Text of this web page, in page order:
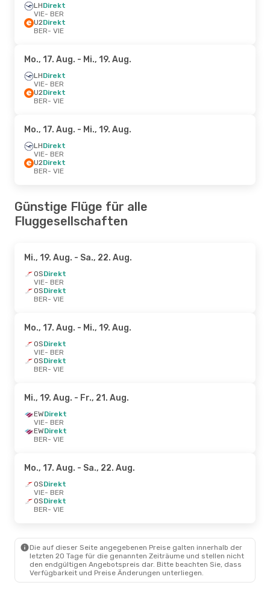
LHDirekt
VIE- BER
U2Direkt
BER- VIE
Mo., 17. Aug. - Mi., 19. Aug.
LHDirekt
VIE- BER
U2Direkt
BER- VIE
Mo., 17. Aug. - Mi., 19. Aug.
LHDirekt
VIE- BER
U2Direkt
BER- VIE
Günstige Flüge für alle
Fluggesellschaften
Mi., 19. Aug. - Sa., 22. Aug.
OSDirekt
VIE- BER
OSDirekt
BER- VIE
Mo., 17. Aug. - Mi., 19. Aug.
OSDirekt
VIE- BER
OSDirekt
BER- VIE
Mi., 19. Aug. - Fr., 21. Aug.
EWDirekt
VIE- BER
EWDirekt
BER- VIE
Mo., 17. Aug. - Sa., 22. Aug.
OSDirekt
VIE- BER
OSDirekt
BER- VIE
Die auf dieser Seite angegebenen Preise galten innerhalb der
letzten 20 Tage für die genannten Zeiträume und stellen nicht
den endgültigen Angebotspreis dar. Bitte beachten Sie, dass
Verfügbarkeit und Preise Änderungen unterliegen.